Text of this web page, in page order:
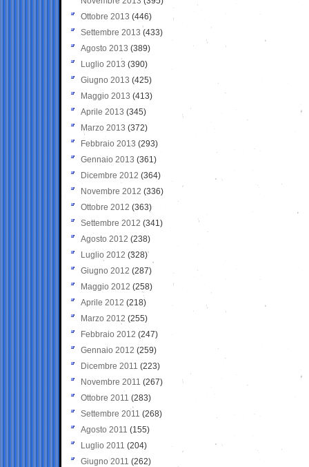
Ottobre 2013 (446)
Settembre 2013 (433)
Agosto 2013 (389)
Luglio 2013 (390)
Giugno 2013 (425)
Maggio 2013 (413)
Aprile 2013 (345)
Marzo 2013 (372)
Febbraio 2013 (293)
Gennaio 2013 (361)
Dicembre 2012 (364)
Novembre 2012 (336)
Ottobre 2012 (363)
Settembre 2012 (341)
Agosto 2012 (238)
Luglio 2012 (328)
Giugno 2012 (287)
Maggio 2012 (258)
Aprile 2012 (218)
Marzo 2012 (255)
Febbraio 2012 (247)
Gennaio 2012 (259)
Dicembre 2011 (223)
Novembre 2011 (267)
Ottobre 2011 (283)
Settembre 2011 (268)
Agosto 2011 (155)
Luglio 2011 (204)
Giugno 2011 (262)